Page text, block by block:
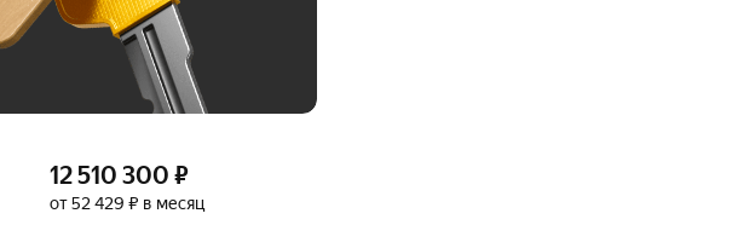
12 510 300 ₽
от 52 429 ₽ в месяц